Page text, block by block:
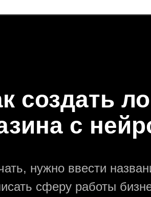
создать
с
нужно ввести
сферу работы